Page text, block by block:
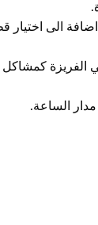
الى اختيار
الفريزة
الساعة.